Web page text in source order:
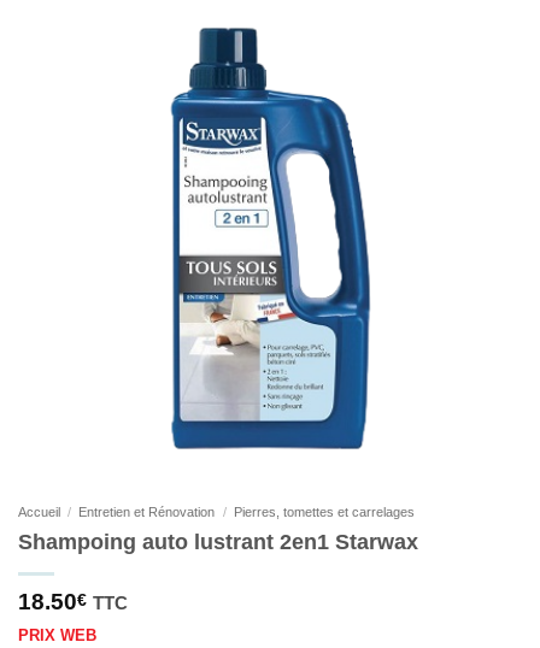
Accueil / Entretien et Rénovation / Pierres, tomettes et carrelages
Shampoing auto lustrant 2en1 Starwax
18.50€ TTC
PRIX WEB